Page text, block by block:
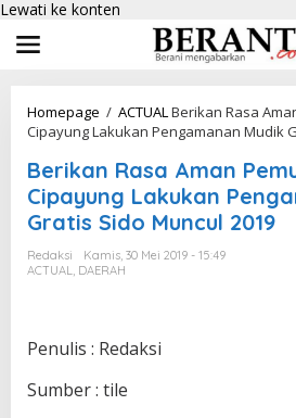
Lewati ke konten
Homepage / ACTUALBerikan Rasa
Cipayung Lakukan Pengamanan Mudik
Berikan Rasa Aman
Cipayung Lakukan
Gratis Sido Muncul 2019
Redaksi
Kamis, 30 Mei 2019 - 15:49
ACTUAL, DAERAH
Penulis : Redaksi
Sumber : tile